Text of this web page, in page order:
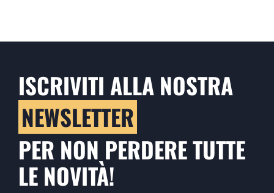
ISCRIVITI ALLA NOSTRA
NEWSLETTER
PER NON PERDERE TUTTE
LE NOVITÀ!